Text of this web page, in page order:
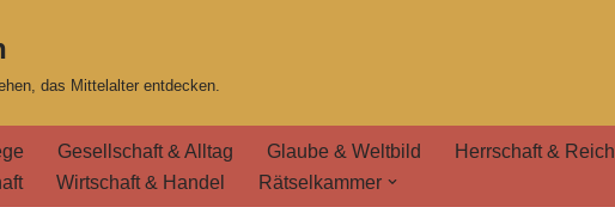
das Mittelalter entdecken.
Gesellschaft & Alltag Glaube & Weltbild
Herrschaft & Reich
Wirtschaft & Handel Rätselkammer